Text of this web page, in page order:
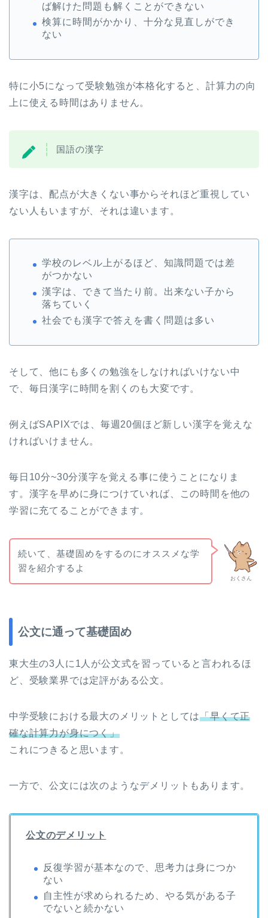
ば解けた問題も解くことができない
検算に時間がかかり、十分な見直しができ
ない
特に小5になって受験勉強が本格化すると、計算力の向
上に使える時間はありません。
国語の漢字
漢字は、配点が大きくない事からそれほど重視してい
ない人もいますが、それは違います。
学校のレベル上がるほど、知識問題では差
がつかない
漢字は、できて当たり前。出来ない子から
落ちていく
社会でも漢字で答えを書く問題は多い
そして、他にも多くの勉強をしなければいけない中
で、毎日漢字に時間を割くのも大変です。
例えばSAPIXでは、毎週20個ほど新しい漢字を覚えな
ければいけません。
毎日10分~30分漢字を覚える事に使うことになりま
す。漢字を早めに身につけていれば、この時間を他の
学習に充てることができます。
おくさん
続いて、基礎固めをするのにオススメな学
習を紹介するよ
公文に通って基礎固め
東大生の3人に1人が公文式を習っていると言われるほ
ど、受験業界では定評がある公文。
中学受験における最大のメリットとしては「早くて正
確な計算力が身につく」
これにつきると思います。
一方で、公文には次のようなデメリットもあります。
公文のデメリット
反復学習が基本なので、思考力は身につか
ない
自主性が求められるため、やる気がある子
でないと続かない